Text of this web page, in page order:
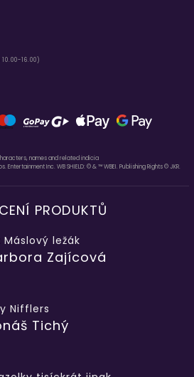
16.00)
characters, names and related indicia
Entertainment Inc. WB SHIELD: © & ™ WBEI. Publishing Rights © JKR.
PRODUKTŮ
ležák
Zajícová
Nifflers
Tichý